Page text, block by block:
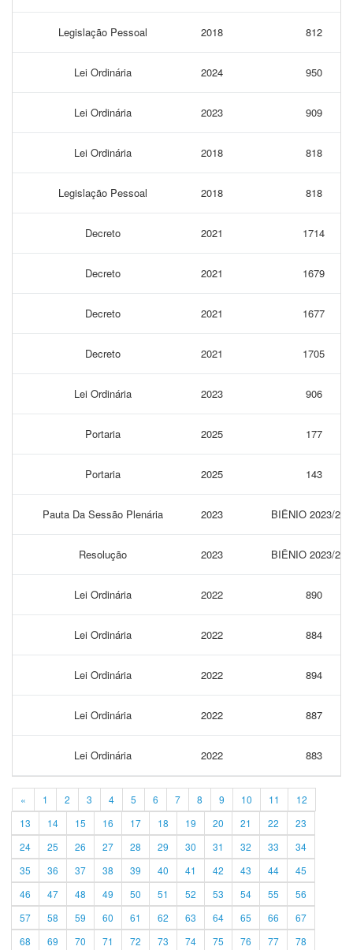
Legislação Pessoal 2018 812
Lei Ordinária 2024 950
Lei Ordinária 2023 909
Lei Ordinária 2018 818
Legislação Pessoal 2018 818
Decreto 2021 1714
Decreto 2021 1679
Decreto 2021 1677
Decreto 2021 1705
Lei Ordinária 2023 906
Portaria 2025 177
Portaria 2025 143
Pauta Da Sessão Plenária 2023 BIÊNIO 2023/
Resolução 2023 BIÊNIO 2023/
Lei Ordinária 2022 890
Lei Ordinária 2022 884
Lei Ordinária 2022 894
Lei Ordinária 2022 887
Lei Ordinária 2022 883
« 1 2 3 4 5 6 7 8 9 10 11
12
13
14 15 16 17 18 19 20 21 22
23
24
25 26 27 28 29 30 31 32 33
34
35
36 37 38 39 40 41 42 43 44
45
46
47 48 49 50 51 52 53 54 55
56
57
58 59 60 61 62 63 64 65 66
67
68
69 70 71 72 73 74 75 76 77 78